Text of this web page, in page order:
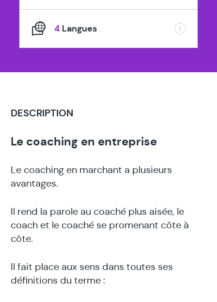
4 Langues
DESCRIPTION
Le coaching en entreprise
Le coaching en marchant a plusieurs
avantages.
Il rend la parole au coaché plus aisée, le
coach et le coaché se promenant côte à
côte.
Il fait place aux sens dans toutes ses
définitions du terme :